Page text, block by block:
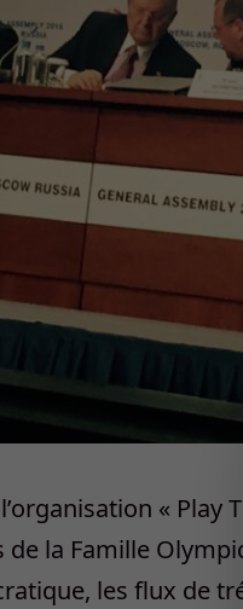
«
la Famille
les flux de